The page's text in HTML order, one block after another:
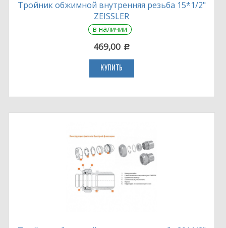
Тройник обжимной внутренняя резьба 15*1/2"
ZEISSLER
в наличии
469,00 c
КУПИТЬ